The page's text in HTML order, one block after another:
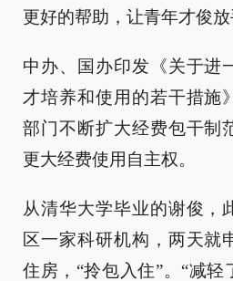
更好的帮助，让青年才俊放
中办、国办印发《关于进
才培养和使用的若干措施
部门不断扩大经费包干制
更大经费使用自主权。
从清华大学毕业的谢俊，
区一家科研机构，两天就
住房，“拎包入住”。“减轻